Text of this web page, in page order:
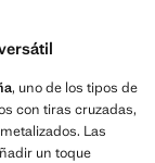
, uno de los tipos de
con tiras cruzadas,
Las
un toque